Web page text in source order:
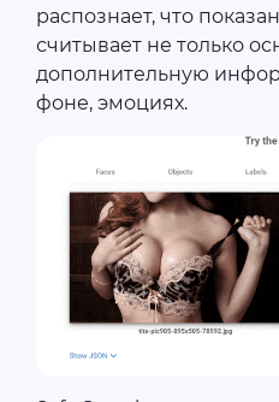
распознает, что
считывает не только
дополнительную
фоне, эмоциях.